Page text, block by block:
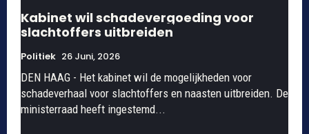
Kabinet wil schadevergoeding voor
slachtoffers uitbreiden
Politiek 26 Juni, 2026
DEN HAAG - Het kabinet wil de mogelijkheden voor
schadeverhaal voor slachtoffers en naasten uitbreiden. De
ministerraad heeft ingestemd...